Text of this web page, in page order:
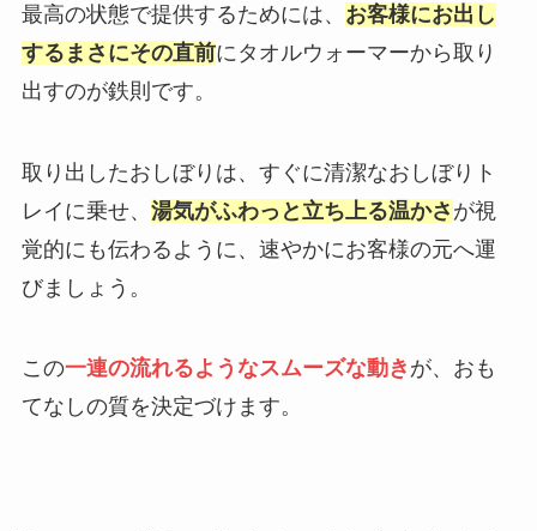
最高の状態で提供するためには、 お客様にお出し
するまさにその直前にタオルウォーマーから取り
出すのが鉄則です。
取り出したおしぼりは、すぐに清潔なおしぼりト
レイに乗せ、 湯気がふわっと立ち上る温かさ が視
覚的にも伝わるように、速やかにお客様の元へ運
びましょう。
この一連の流れるようなスムーズな動き が、おも
てなしの質を決定づけます。